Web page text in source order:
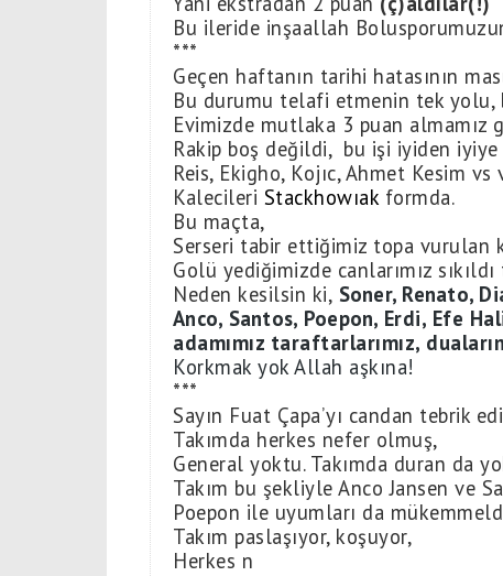
Bu ileride inşaallah
***
Geçen haftanın tarihi hatasının
Bu durumu telafi etmenin tek
Evimizde mutlaka 3 puan almamız
Rakip boş değildi, bu işi iyiden iyiye
Reis, Ekigho, Kojıc, Ahmet Kesim
Kalecileri Stackhowıakformda.
Bu maçta,
Serseri tabir ettiğimiz topa vurulan
Golü yediğimizde canlarımız
Neden kesilsin ki, Soner, Renato,
Anco, Santos, Poepon, Erdi, Efe
adamımız taraftarlarımız,
Korkmak yok Allah aşkına!
***
Sayın Fuat Çapa’yı candan tebrik
Takımda herkes nefer olmuş,
General yoktu. Takımda duran da
Takım bu şekliyle Anco Jansen ve
Poepon ile uyumları da
Takım paslaşıyor, koşuyor,
Herkes n